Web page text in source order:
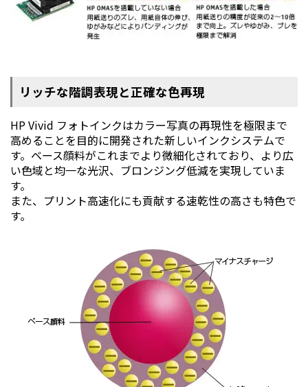
リッチな階調表現と正確な色再現
HP Vivid フォトインクはカラー写真の再現性を極限まで
高めることを目的に開発された新しいインクシステムで
す。ベース顔料がこれまでより微細化されており、より広
い色域と均一な光沢、ブロンジング低減を実現していま
す。
また、プリント高速化にも貢献する速乾性の高さも特色で
す。